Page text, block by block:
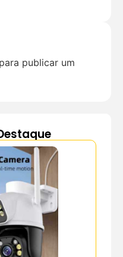
para publicar um